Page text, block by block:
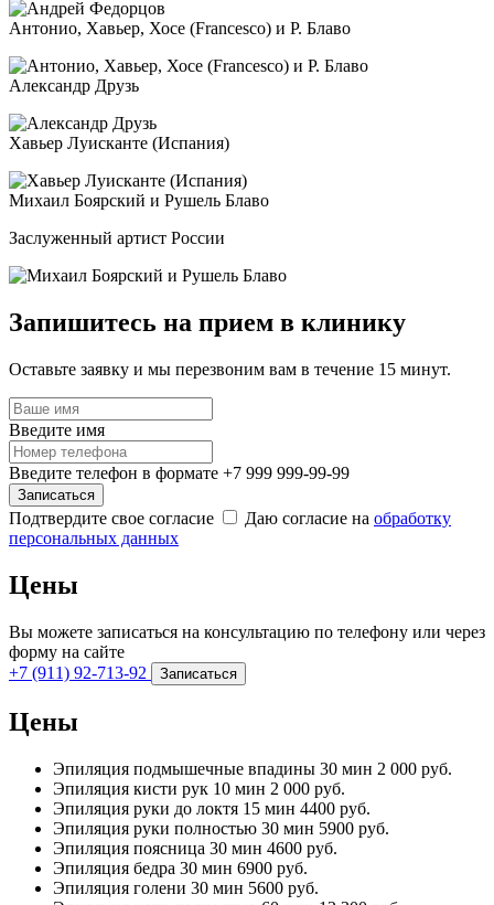
Антонио, Хавьер, Хосе (Francesco) и Р. Блаво
Александр Друзь
Хавьер Луисканте (Испания)
Михаил Боярский и Рушель Блаво
Заслуженный артист России
Запишитесь на прием в клинику
Оставьте заявку и мы перезвоним вам в течение 15 минут.
Введите имя
Введите телефон в формате +7 999 999-99-99
Записаться
Подтвердите свое согласие Даю согласие на обработку
персональных данных
Цены
Вы можете записаться на консультацию по телефону или через
форму на сайте
+7 (911) 92-713-92
Записаться
Цены
Эпиляция подмышечные впадины 30 мин 2 000 руб.
Эпиляция кисти рук 10 мин 2 000 руб.
Эпиляция руки до локтя 15 мин 4400 руб.
Эпиляция руки полностью 30 мин 5900 руб.
Эпиляция поясница 30 мин 4600 руб.
Эпиляция бедра 30 мин 6900 руб.
Эпиляция голени 30 мин 5600 руб.